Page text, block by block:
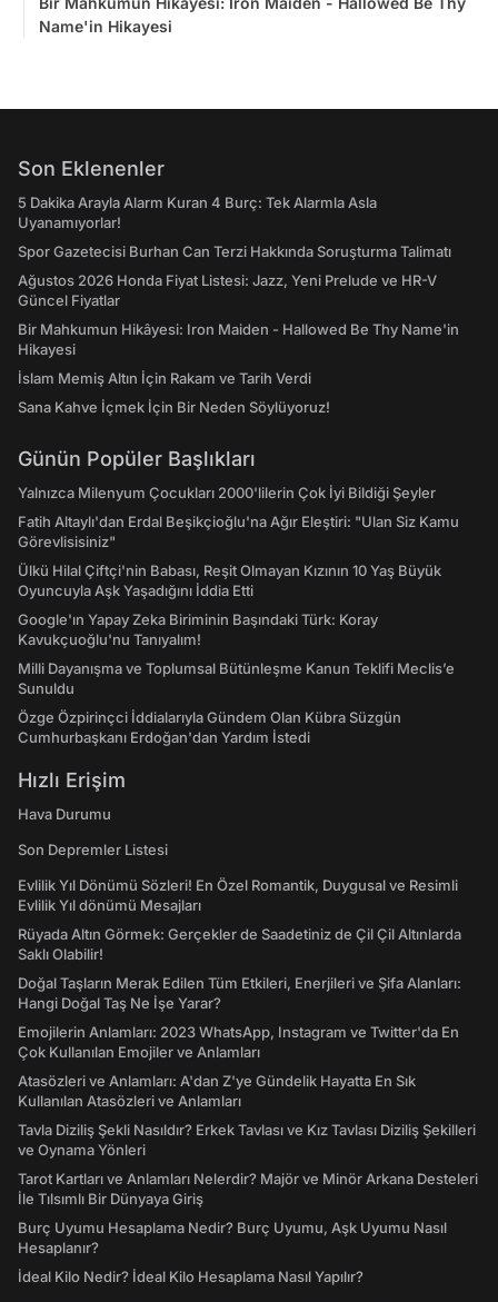
Name'in Hikayesi
Son Eklenenler
5 Dakika Arayla Alarm Kuran 4 Burç: Tek Alarmla Asla
Uyanamıyorlar!
Spor Gazetecisi Burhan Can Terzi Hakkında Soruşturma Talimatı
Ağustos 2026 Honda Fiyat Listesi: Jazz, Yeni Prelude ve HR-V
Güncel Fiyatlar
Bir Mahkumun Hikâyesi: Iron Maiden - Hallowed Be Thy Name'in
Hikayesi
İslam Memiş Altın İçin Rakam ve Tarih Verdi
Sana Kahve İçmek İçin Bir Neden Söylüyoruz!
Günün Popüler Başlıkları
Yalnızca Milenyum Çocukları 2000'lilerin Çok İyi Bildiği Şeyler
Fatih Altaylı'dan Erdal Beşikçioğlu'na Ağır Eleştiri: "Ulan Siz Kamu
Görevlisisiniz"
Ülkü Hilal Çiftçi'nin Babası, Reşit Olmayan Kızının 10 Yaş Büyük
Oyuncuyla Aşk Yaşadığını İddia Etti
Google'ın Yapay Zeka Biriminin Başındaki Türk: Koray
Kavukçuoğlu'nu Tanıyalım!
Milli Dayanışma ve Toplumsal Bütünleşme Kanun Teklifi Meclis’e
Sunuldu
Özge Özpirinçci İddialarıyla Gündem Olan Kübra Süzgün
Cumhurbaşkanı Erdoğan'dan Yardım İstedi
Hızlı Erişim
Hava Durumu
Son Depremler Listesi
Evlilik Yıl Dönümü Sözleri! En Özel Romantik, Duygusal ve Resimli
Evlilik Yıl dönümü Mesajları
Rüyada Altın Görmek: Gerçekler de Saadetiniz de Çil Çil Altınlarda
Saklı Olabilir!
Doğal Taşların Merak Edilen Tüm Etkileri, Enerjileri ve Şifa Alanları:
Hangi Doğal Taş Ne İşe Yarar?
Emojilerin Anlamları: 2023 WhatsApp, Instagram ve Twitter'da En
Çok Kullanılan Emojiler ve Anlamları
Atasözleri ve Anlamları: A'dan Z'ye Gündelik Hayatta En Sık
Kullanılan Atasözleri ve Anlamları
Tavla Diziliş Şekli Nasıldır? Erkek Tavlası ve Kız Tavlası Diziliş Şekilleri
ve Oynama Yönleri
Tarot Kartları ve Anlamları Nelerdir? Majör ve Minör Arkana Desteleri
İle Tılsımlı Bir Dünyaya Giriş
Burç Uyumu Hesaplama Nedir? Burç Uyumu, Aşk Uyumu Nasıl
Hesaplanır?
İdeal Kilo Nedir? İdeal Kilo Hesaplama Nasıl Yapılır?